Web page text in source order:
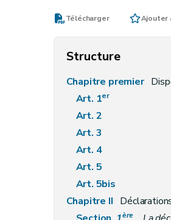
Télécharger Ajouter
Structure
Chapitre premier
Art. 1er
Art. 2
Art. 3
Art. 4
Art. 5
Art. 5bis
Chapitre II
ère